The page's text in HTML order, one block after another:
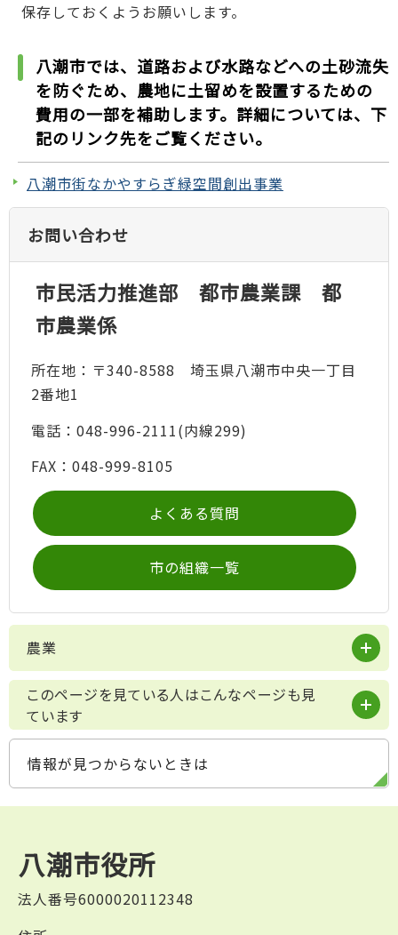
保存しておくようお願いします。
八潮市では、道路および水路などへの土砂流失
を防ぐため、農地に土留めを設置するための
費用の一部を補助します。詳細については、下
記のリンク先をご覧ください。
八潮市街なかやすらぎ緑空間創出事業
お問い合わせ
市民活力推進部 都市農業課 都
市農業係
所在地：〒340-8588 埼玉県八潮市中央一丁目
2番地1
電話：048-996-2111(内線299)
FAX：048-999-8105
よくある質問
市の組織一覧
農業
このページを見ている人はこんなページも見
ています
情報が見つからないときは
八潮市役所
法人番号6000020112348